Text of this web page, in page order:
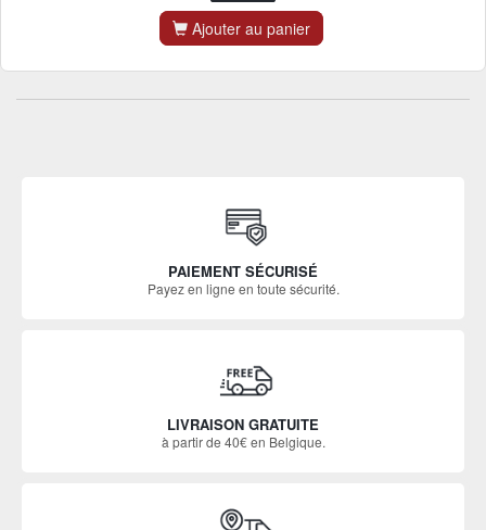
Ajouter au panier
PAIEMENT SÉCURISÉ
Payez en ligne en toute sécurité.
LIVRAISON GRATUITE
à partir de 40€ en Belgique.